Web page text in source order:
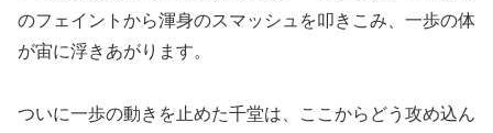
のフェイントから渾身のスマッシュを叩きこみ、一歩の体
が宙に浮きあがります。
ついに一歩の動きを止めた千堂は、ここからどう攻め込ん